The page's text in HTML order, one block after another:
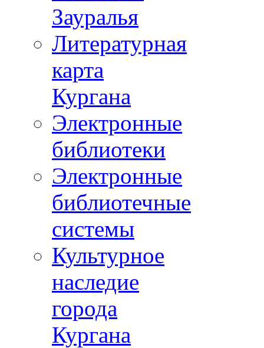
Зауралья
Литературная
карта
Кургана
Электронные
библиотеки
Электронные
библиотечные
системы
Культурное
наследие
города
Кургана